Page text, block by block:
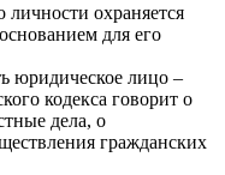
охраняется
для его
юридическое лицо –
кодекса говорит о
дела, о
гражданских